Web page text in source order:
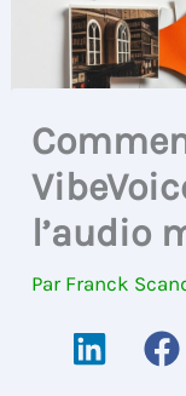
l’audio
Par Franck